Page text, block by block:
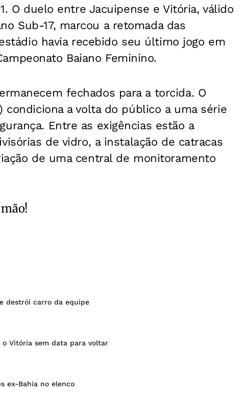
O duelo entre Jacuipense e Vitória, válido
Sub-17, marcou a retomada das
havia recebido seu último jogo em
Baiano Feminino.
fechados para a torcida. O
condiciona a volta do público a uma série
Entre as exigências estão a
de vidro, a instalação de catracas
de uma central de monitoramento
destrói carro da equipe
Vitória sem data para voltar
ex-Bahia no elenco